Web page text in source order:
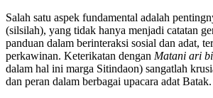
Salah satu aspek fundamental adalah
(silsilah), yang tidak hanya menjadi catatan
panduan dalam berinteraksi sosial dan adat,
perkawinan. Keterikatan dengan Matani ari
dalam hal ini marga Sitindaon) sangatlah
dan peran dalam berbagai upacara adat Batak.